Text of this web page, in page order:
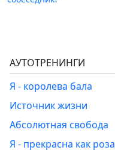
АУТОТРЕНИНГИ
Я - королева бала
Источник жизни
Абсолютная свобода
Я - прекрасна как роза